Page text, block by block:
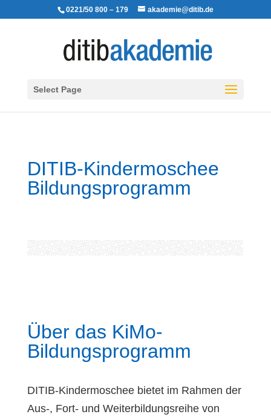
0221/50 800 – 179 akademie@ditib.de
Select Page
DITIB-Kindermoschee
Bildungsprogramm
Über das KiMo-
Bildungsprogramm
DITIB-Kindermoschee bietet im Rahmen der
Aus-, Fort- und Weiterbildungsreihe von